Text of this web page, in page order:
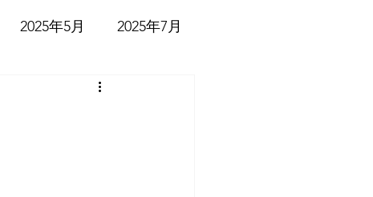
2025年5月 2025年7月
2026年2月